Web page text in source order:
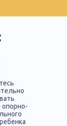
опорно-